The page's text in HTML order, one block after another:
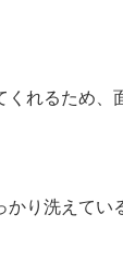
くれるため、
かり洗えてい